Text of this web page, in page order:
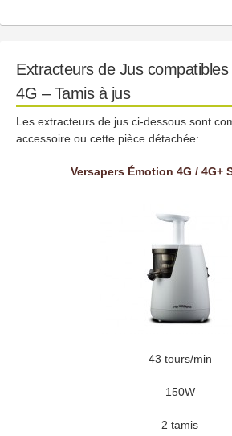
Extracteurs de Jus
4G – Tamis à jus
Les extracteurs de jus ci-dessous sont
accessoire ou cette pièce détachée:
Versapers Émotion 4G / 4G+
43 tours/min
150W
2 tamis